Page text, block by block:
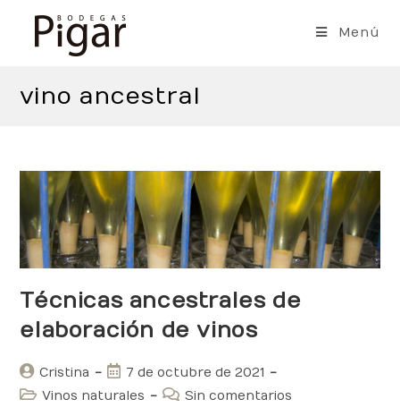
contenido
Menú
vino ancestral
Técnicas ancestrales de
elaboración de vinos
Autor
de
Cristina
Publicación
de
7 de octubre de 2021
Categoría
Vinos naturales
Comentarios
Sin comentarios